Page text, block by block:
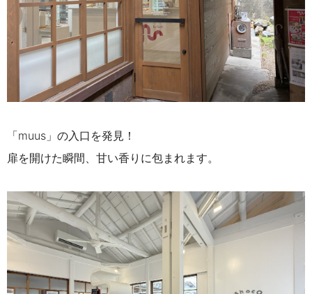
「muus」の入口を発見！
扉を開けた瞬間、甘い香りに包まれます。